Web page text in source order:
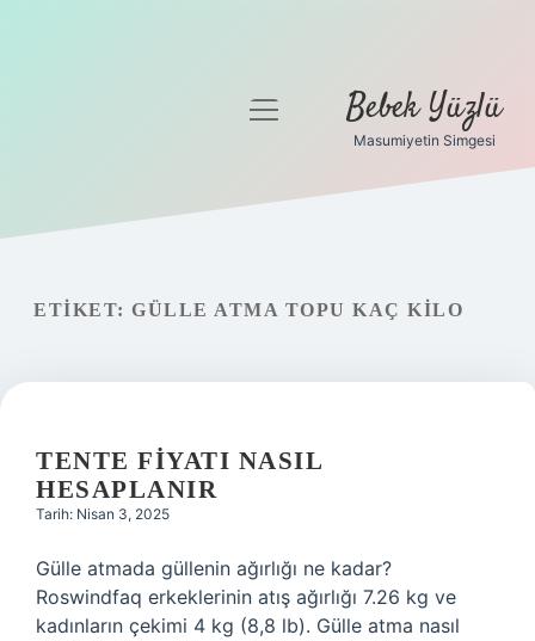
Gizlilik Politikası
menüyü
Bebek Yüzlü
Masumiyetin Simgesi
ETIKET: GÜLLE ATMA TOPU KAÇ KILO
TENTE FIYATI NASIL
HESAPLANIR
Tarih: Nisan 3, 2025
Gülle atmada güllenin ağırlığı ne kadar?
Roswindfaq erkeklerinin atış ağırlığı 7.26 kg ve
kadınların çekimi 4 kg (8,8 lb). Gülle atma nasıl